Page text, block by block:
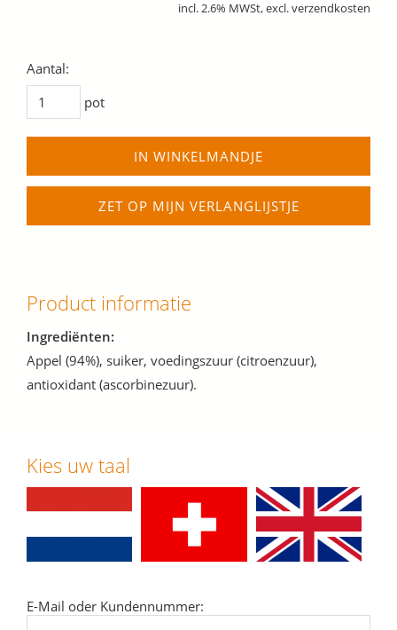
incl. 2.6% MWSt, excl. verzendkosten
Aantal:
pot
IN WINKELMANDJE
ZET OP MIJN VERLANGLIJSTJE
Product informatie
Ingrediënten:
Appel (94%), suiker, voedingszuur (citroenzuur),
antioxidant (ascorbinezuur).
Kies uw taal
E-Mail oder Kundennummer: